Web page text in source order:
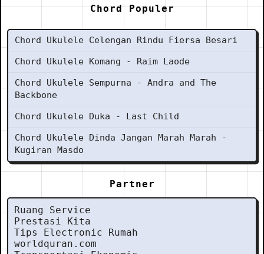
Chord Populer
Chord Ukulele Celengan Rindu Fiersa Besari
Chord Ukulele Komang - Raim Laode
Chord Ukulele Sempurna - Andra and The
Backbone
Chord Ukulele Duka - Last Child
Chord Ukulele Dinda Jangan Marah Marah -
Kugiran Masdo
Partner
Ruang Service
Prestasi Kita
Tips Electronic Rumah
worldquran.com